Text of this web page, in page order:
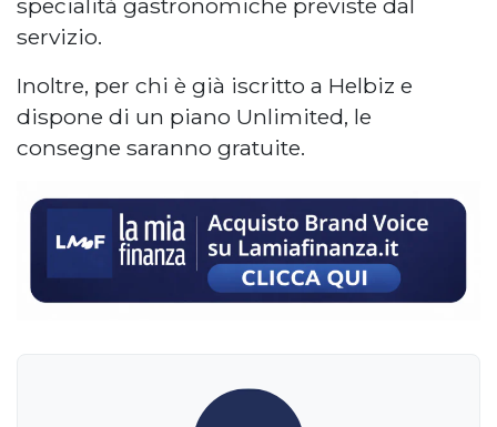
specialità gastronomiche previste dal
servizio.
Inoltre, per chi è già iscritto a Helbiz e
dispone di un piano Unlimited, le
consegne saranno gratuite.